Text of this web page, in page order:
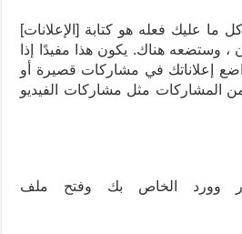
ما عليك فعله هو كتابة [الإعلانات]
، وستضعه هناك. يكون هذا مفيدًا إذا
إعلاناتك في مشاركات قصيرة أو
المشاركات مثل مشاركات الفيديو
وورد الخاص بك وفتح ملف